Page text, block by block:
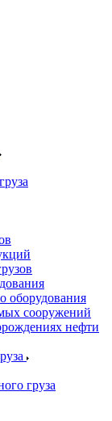
оборудования
сооружений
нефти
груза